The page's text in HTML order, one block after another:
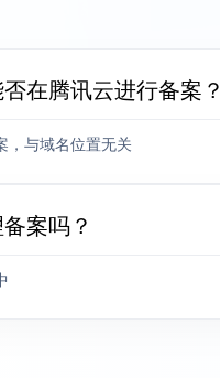
在腾讯云进行备案？
，与域名位置无关
案吗？